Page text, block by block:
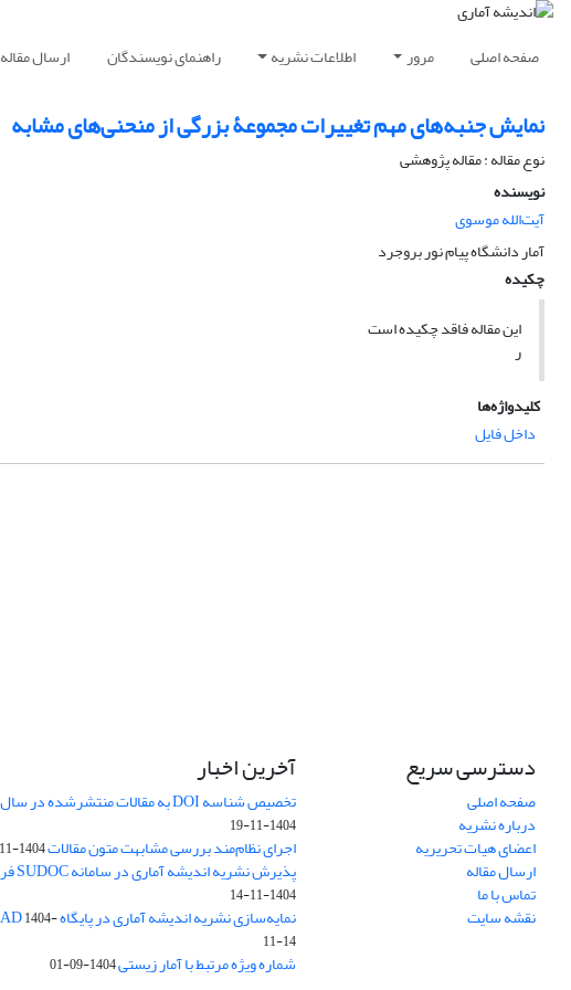
صفحه اصلی مرور اطلاعات نشریه راهنمای نویسندگان ارسال مقاله
نمایش جنبه‌های مهم تغییرات مجموعۀ بزرگی از منحنی‌های مشابه
نوع مقاله : مقاله پژوهشی
نویسنده
آیت‌الله موسوی
آمار دانشگاه پیام نور بروجرد
چکیده
این مقاله فاقد چکیده است
ر
کلیدواژه‌ها
داخل فایل
دسترسی سریع
صفحه اصلی
درباره نشریه
اعضای هیات تحریریه
ارسال مقاله
تماس با ما
نقشه سایت
آخرین اخبار
تخصیص شناسه DOI به مقالات منتشرشده در سال ۱۴۰۳
1404-11-19
اجرای نظام‌مند بررسی مشابهت متون مقالات1404-11-14
پذیرش نشریه اندیشه آماری در سامانه SUDOC فرانسه
1404-11-14
نمایه‌سازی نشریه اندیشه آماری در پایگاه ROAD1404-
11-14
شماره ویژه مرتبط با آمار زیستی1404-09-01